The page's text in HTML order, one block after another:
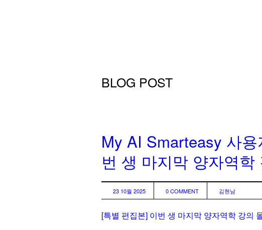
BLOG POST
My AI Smarteasy 사
번 생 마지막 양자역학
23 10월 2025 0 COMMENT 김현남
[특별 편집본] 이번 생 마지막 양자역학 강의